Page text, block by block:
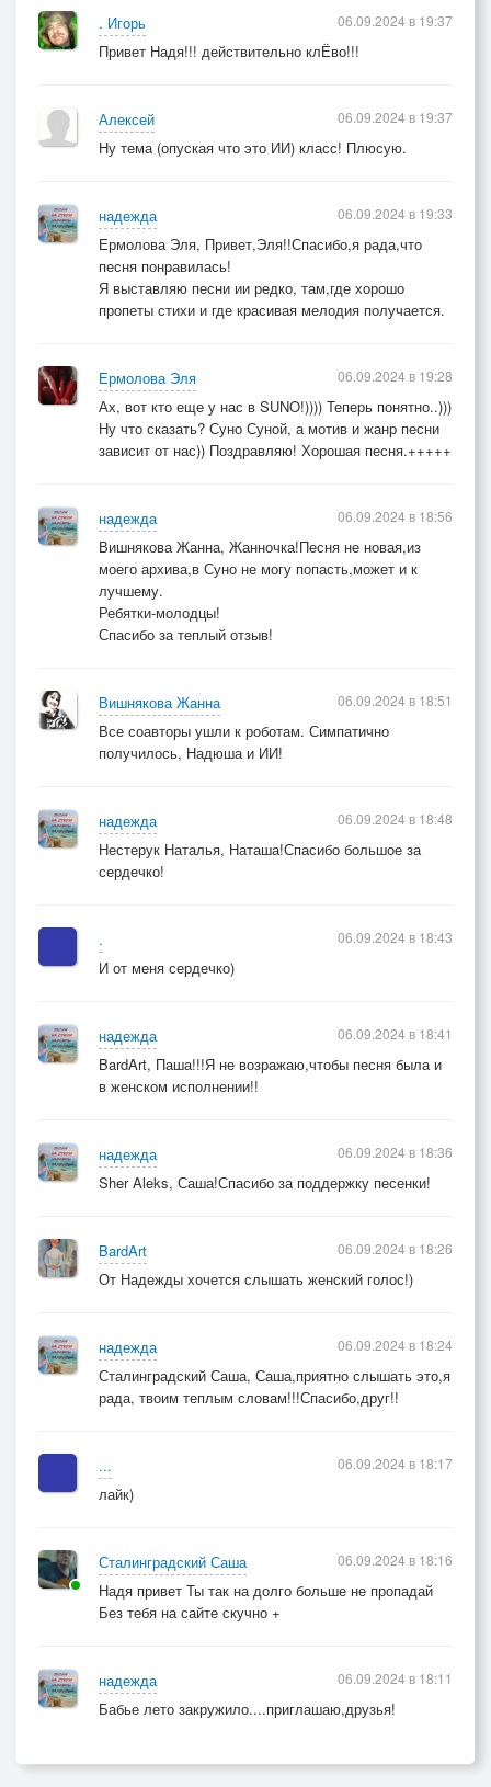
. Игорь
Привет Надя!!! действительно клЁво!!!
06.09.2024 в 19:37
Алексей
Ну тема (опуская что это ИИ) класс! Плюсую.
06.09.2024 в 19:37
надежда
Ермолова Эля, Привет,Эля!!Спасибо,я рада,что
песня понравилась!
Я выставляю песни ии редко, там,где хорошо
пропеты стихи и где красивая мелодия получается.
06.09.2024 в 19:33
Ермолова Эля
Ах, вот кто еще у нас в SUNO!)))) Теперь понятно..)))
Ну что сказать? Суно Суной, а мотив и жанр песни
зависит от нас)) Поздравляю! Хорошая песня.+++++
06.09.2024 в 19:28
надежда
Вишнякова Жанна, Жанночка!Песня не новая,из
моего архива,в Суно не могу попасть,может и к
лучшему.
Ребятки-молодцы!
Спасибо за теплый отзыв!
06.09.2024 в 18:56
Вишнякова Жанна
Все соавторы ушли к роботам. Симпатично
получилось, Надюша и ИИ!
06.09.2024 в 18:51
надежда
Нестерук Наталья, Наташа!Спасибо большое за
сердечко!
06.09.2024 в 18:48
.
И от меня сердечко)
06.09.2024 в 18:43
надежда
BardArt, Паша!!!Я не возражаю,чтобы песня была и
в женском исполнении!!
06.09.2024 в 18:41
надежда
Sher Aleks, Саша!Спасибо за поддержку песенки!
06.09.2024 в 18:36
BardArt
От Надежды хочется слышать женский голос!)
06.09.2024 в 18:26
надежда
Сталинградский Саша, Саша,приятно слышать это,я
рада, твоим теплым словам!!!Спасибо,друг!!
06.09.2024 в 18:24
...
лайк)
06.09.2024 в 18:17
Сталинградский Саша
Надя привет Ты так на долго больше не пропадай
Без тебя на сайте скучно +
06.09.2024 в 18:16
надежда
Бабье лето закружило....приглашаю,друзья!
06.09.2024 в 18:11